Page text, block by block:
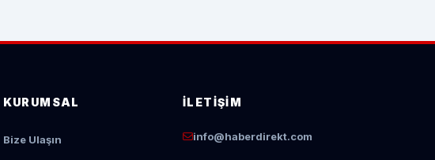
KURUMSAL
Bize Ulaşın
İLETIŞIM
info@haberdirekt.com